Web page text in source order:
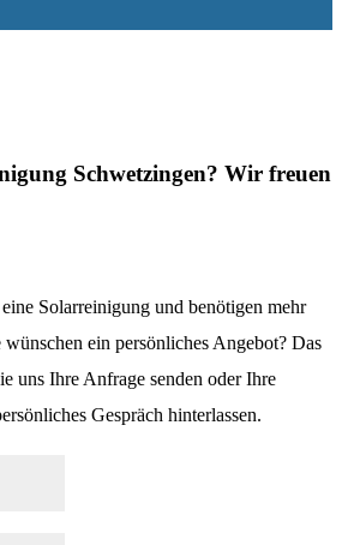
Schwetzingen? Wir freuen
Solarreinigung und benötigen mehr
ein persönliches Angebot? Das
uns Ihre Anfrage senden oder Ihre
Gespräch hinterlassen.